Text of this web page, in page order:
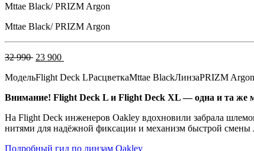
Mttae Black/ PRIZM Argon
Mttae Black/ PRIZM Argon
32 990 Первоначальная
составляла
990 .
23 900
23
МодельFlight Deck LРасцветкаMttae BlackЛинзаPRIZM Argon
Внимание! Flight Deck L и Flight Deck XL — одна и та же
На Flight Deck инженеров Oakley вдохновили забрала
нитями для надёжной фиксации и механизм быстрой смены
Подробный гид по линзам Oakley